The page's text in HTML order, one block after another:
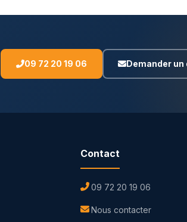
09 72 20 19 06 Demander un
Contact
09 72 20 19 06
Nous contacter